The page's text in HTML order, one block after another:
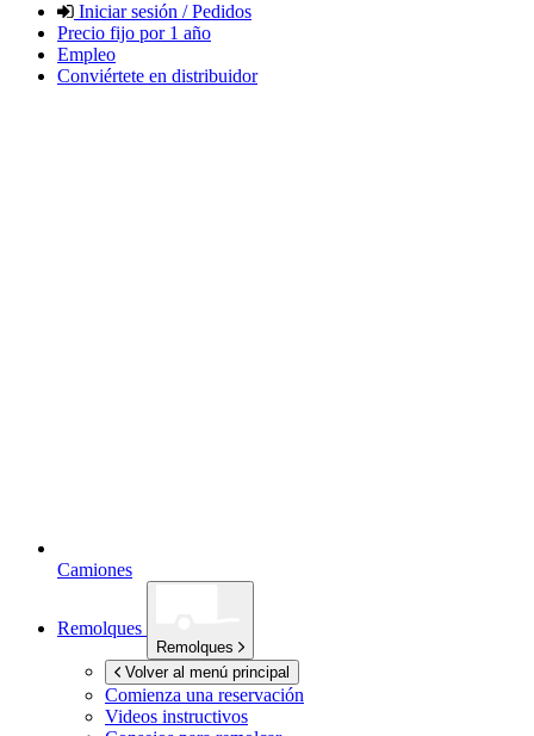
Iniciar sesión / Pedidos
Precio fijo por 1 año
Empleo
Conviértete en distribuidor
Camiones
Remolques
Remolques
Volver al menú principal
Comienza una reservación
Videos instructivos